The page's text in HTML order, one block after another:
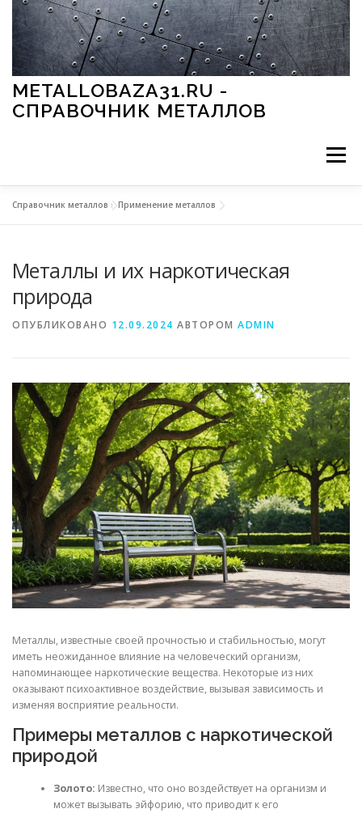
Перейти к содержимому
METALLOBAZA31.RU -
СПРАВОЧНИК МЕТАЛЛОВ
Меню
МЕТАЛЛЫ И ОКРУЖАЮЩАЯ СРЕДА
СВОЙСТВА МЕТАЛЛОВ СОРТА МЕТАЛЛОВ
СТАТЬИ
Справочник металлов »Применение металлов
Металлы и их наркотическая
природа
ОПУБЛИКОВАНО 12.09.2024 АВТОРОМ ADMIN
Металлы, известные своей прочностью и стабильностью, могут
иметь неожиданное влияние на человеческий организм,
напоминающее наркотические вещества. Некоторые из них
оказывают психоактивное воздействие, вызывая зависимость и
изменяя восприятие реальности.
Примеры металлов с наркотической
природой
Золото: Известно, что оно воздействует на организм и
может вызывать эйфорию, что приводит к его